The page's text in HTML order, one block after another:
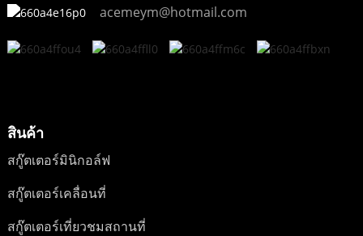
acemeym@hotmail.com
สินค้า
สกู๊ตเตอร์มินิกอล์ฟ
สกู๊ตเตอร์เคลื่อนที่
สกู๊ตเตอร์เที่ยวชมสถานที่